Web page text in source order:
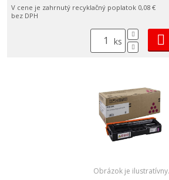
V cene je zahrnutý recyklačný poplatok 0,08 €
bez DPH
ks
Obrázok je ilustratívny.